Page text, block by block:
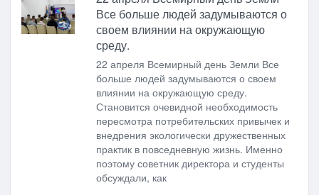
Все больше людей задумываются о
своем влиянии на окружающую
среду.
22 апреля Всемирный день Земли Все
больше людей задумываются о своем
влиянии на окружающую среду.
Становится очевидной необходимость
пересмотра потребительских привычек и
внедрения экологически дружественных
практик в повседневную жизнь. Именно
поэтому советник директора и студенты
обсуждали, как